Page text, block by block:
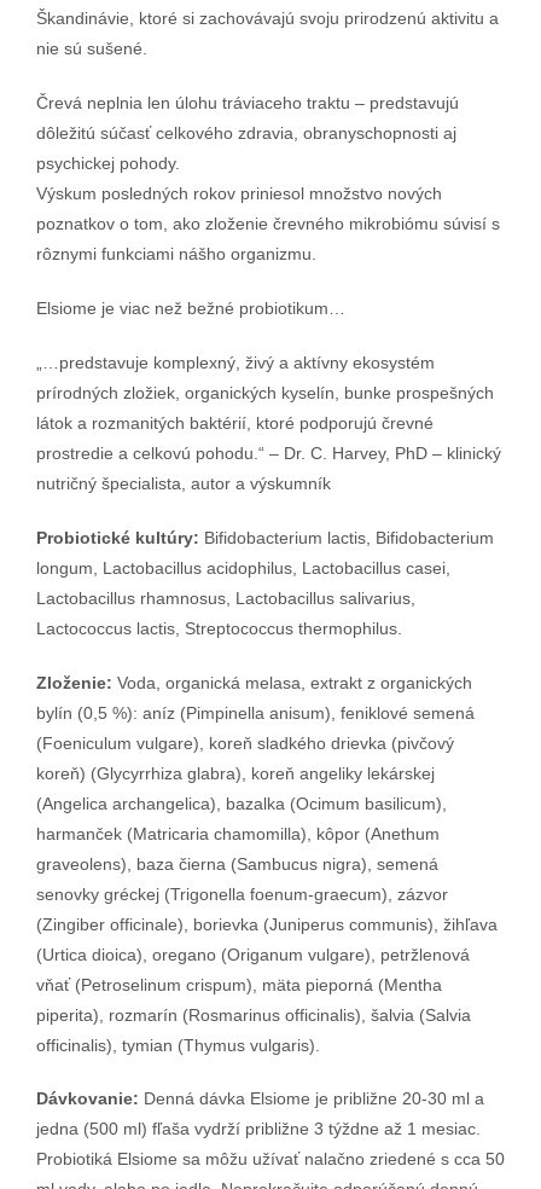
Škandinávie, ktoré si zachovávajú svoju prirodzenú aktivitu a
nie sú sušené.
Črevá neplnia len úlohu tráviaceho traktu – predstavujú
dôležitú súčasť celkového zdravia, obranyschopnosti aj
psychickej pohody.
Výskum posledných rokov priniesol množstvo nových
poznatkov o tom, ako zloženie črevného mikrobiómu súvisí s
rôznymi funkciami nášho organizmu.
Elsiome je viac než bežné probiotikum…
„…predstavuje komplexný, živý a aktívny ekosystém
prírodných zložiek, organických kyselín, bunke prospešných
látok a rozmanitých baktérií, ktoré podporujú črevné
prostredie a celkovú pohodu.“ – Dr. C. Harvey, PhD – klinický
nutričný špecialista, autor a výskumník
Probiotické kultúry: Bifidobacterium lactis, Bifidobacterium
longum, Lactobacillus acidophilus, Lactobacillus casei,
Lactobacillus rhamnosus, Lactobacillus salivarius,
Lactococcus lactis, Streptococcus thermophilus.
Zloženie: Voda, organická melasa, extrakt z organických
bylín (0,5 %): aníz (Pimpinella anisum), feniklové semená
(Foeniculum vulgare), koreň sladkého drievka (pivčový
koreň) (Glycyrrhiza glabra), koreň angeliky lekárskej
(Angelica archangelica), bazalka (Ocimum basilicum),
harmanček (Matricaria chamomilla), kôpor (Anethum
graveolens), baza čierna (Sambucus nigra), semená
senovky gréckej (Trigonella foenum-graecum), zázvor
(Zingiber officinale), borievka (Juniperus communis), žihľava
(Urtica dioica), oregano (Origanum vulgare), petržlenová
vňať (Petroselinum crispum), mäta pieporná (Mentha
piperita), rozmarín (Rosmarinus officinalis), šalvia (Salvia
officinalis), tymian (Thymus vulgaris).
Dávkovanie: Denná dávka Elsiome je približne 20-30 ml a
jedna (500 ml) fľaša vydrží približne 3 týždne až 1 mesiac.
Probiotiká Elsiome sa môžu užívať nalačno zriedené s cca 50